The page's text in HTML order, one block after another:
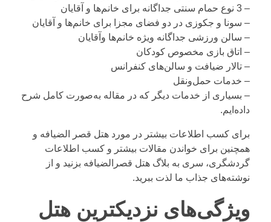
– 3 نوع حمام سنتی جداگانه برای خانم‌ها و آقایان
– سونا و جکوزی در دو فضای مجزا برای خانم‌ها و آقایان
– سالن ورزشی جداگانه ویژه خانم‌ها وآقایان
– اتاق بازی مخصوص کودکان
– تالار ضیافت و سالن‌های کنفرانس
– خدمات حمل‌ونقل
– بسیاری از خدمات دیگر که در مقاله به‌صورت کامل شرح
داده‌ایم.
برای کسب اطلاعات بیشتر در مورد هتل قصر الضیافه و
همچنین برای خواندن مقالات بیشتر و کسب اطلاعات
گردشگری، سری به بلاگ هتل قصرالضیافه بزنید و از
نوشته‌های جذاب ما لذت ببرید.
ویژگی‌های نزدیکترین هتل